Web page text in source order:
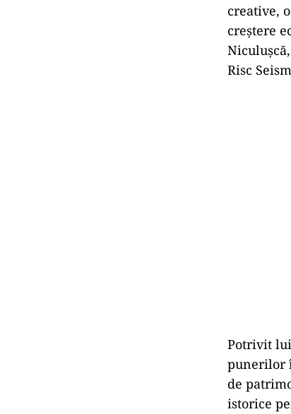
creative,
creștere
Risc
Potrivit
punerilor
de
istorice